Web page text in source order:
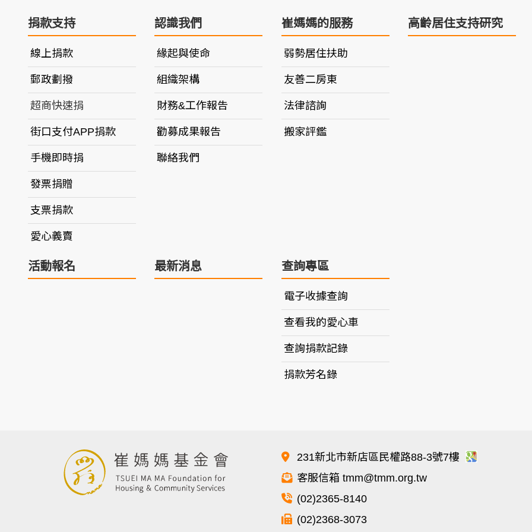
捐款支持
線上捐款
郵政劃撥
超商快速捐
街口支付APP捐款
手機即時捐
發票捐贈
支票捐款
愛心義賣
認識我們
緣起與使命
組織架構
財務&工作報告
勸募成果報告
聯絡我們
崔媽媽的服務
弱勢居住扶助
友善二房東
法律諮詢
搬家評鑑
高齡居住支持研究
活動報名 最新消息 查詢專區
電子收據查詢
查看我的愛心車
查詢捐款記錄
捐款芳名錄
231新北市新店區民權路88-3號7樓
客服信箱 tmm@tmm.org.tw
(02)2365-8140
(02)2368-3073